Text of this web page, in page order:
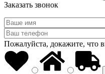
Заказать звонок
Пожалуйста, докажите, что